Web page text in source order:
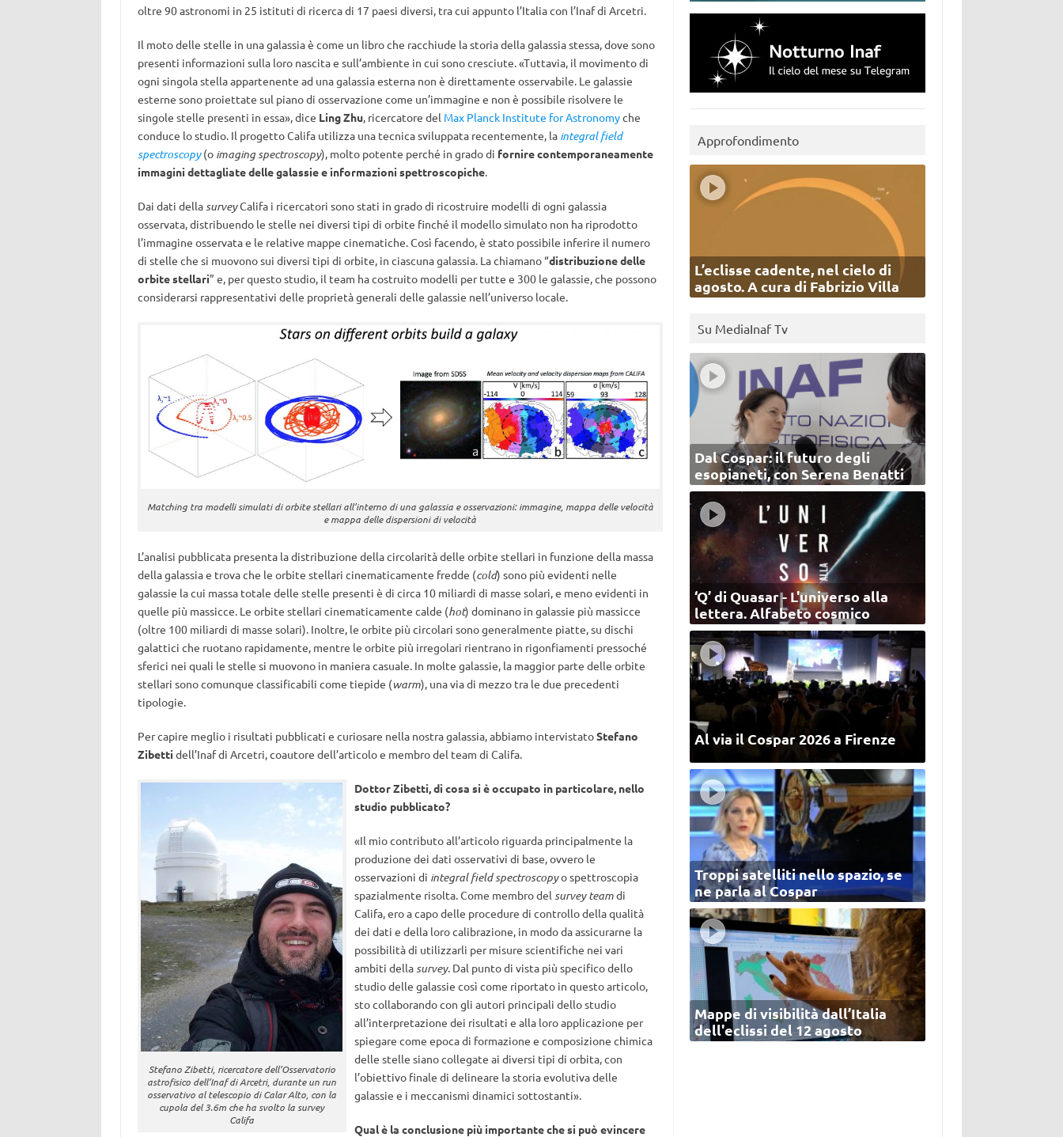
oltre 90 astronomi in 25 istituti di ricerca di 17 paesi diversi, tra cui appunto l’Italia con l’Inaf di Arcetri.
Il moto delle stelle in una galassia è come un libro che racchiude la storia della galassia stessa, dove sono
presenti informazioni sulla loro nascita e sull’ambiente in cui sono cresciute. «Tuttavia, il movimento di
ogni singola stella appartenente ad una galassia esterna non è direttamente osservabile. Le galassie
esterne sono proiettate sul piano di osservazione come un’immagine e non è possibile risolvere le
singole stelle presenti in essa», dice Ling Zhu, ricercatore del Max Planck Institute for Astronomyche
conduce lo studio. Il progetto Califa utilizza una tecnica sviluppata recentemente, la integral field
spectroscopy(o imaging spectroscopy), molto potente perché in grado di fornire contemporaneamente
immagini dettagliate delle galassie e informazioni spettroscopiche.
Dai dati dellasurveyCalifa i ricercatori sono stati in grado di ricostruire modelli di ogni galassia
osservata, distribuendo le stelle nei diversi tipi di orbite finché il modello simulato non ha riprodotto
l’immagine osservata e le relative mappe cinematiche. Così facendo, è stato possibile inferire il numero
di stelle che si muovono sui diversi tipi di orbite, in ciascuna galassia. La chiamano “distribuzione delle
orbite stellari” e, per questo studio, il team ha costruito modelli per tutte e 300 le galassie, che possono
considerarsi rappresentativi delle proprietà generali delle galassie nell’universo locale.
Matching tra modelli simulati di orbite stellari all’interno di una galassia e osservazioni: immagine, mappa delle velocità
e mappa delle dispersioni di velocità
L’analisi pubblicata presenta la distribuzione della circolarità delle orbite stellari in funzione della massa
della galassia e trova che le orbite stellari cinematicamente fredde (cold) sono più evidenti nelle
galassie la cui massa totale delle stelle presenti è di circa 10 miliardi di masse solari, e meno evidenti in
quelle più massicce. Le orbite stellari cinematicamente calde (hot) dominano in galassie più massicce
(oltre 100 miliardi di masse solari). Inoltre, le orbite più circolari sono generalmente piatte, su dischi
galattici che ruotano rapidamente, mentre le orbite più irregolari rientrano in rigonfiamenti pressoché
sferici nei quali le stelle si muovono in maniera casuale. In molte galassie, la maggior parte delle orbite
stellari sono comunque classificabili come tiepide (warm), una via di mezzo tra le due precedenti
tipologie.
Per capire meglio i risultati pubblicati e curiosare nella nostra galassia, abbiamo intervistatoStefano
Zibetti dell’Inaf di Arcetri, coautore dell’articolo e membro del team di Califa.
Stefano Zibetti, ricercatore dell’Osservatorio
astrofisico dell’Inaf di Arcetri, durante un run
osservativo al telescopio di Calar Alto, con la
cupola del 3.6m che ha svolto la survey
Califa
Dottor Zibetti, di cosa si è occupato in particolare, nello
studio pubblicato?
«Il mio contributo all’articolo riguarda principalmente la
produzione dei dati osservativi di base, ovvero le
osservazioni di integral field spectroscopyo spettroscopia
spazialmente risolta. Come membro del survey teamdi
Califa, ero a capo delle procedure di controllo della qualità
dei dati e della loro calibrazione, in modo da assicurarne la
possibilità di utilizzarli per misure scientifiche nei vari
ambiti della survey. Dal punto di vista più specifico dello
studio delle galassie così come riportato in questo articolo,
sto collaborando con gli autori principali dello studio
all’interpretazione dei risultati e alla loro applicazione per
spiegare come epoca di formazione e composizione chimica
delle stelle siano collegate ai diversi tipi di orbita, con
l’obiettivo finale di delineare la storia evolutiva delle
galassie e i meccanismi dinamici sottostanti».
Qual è la conclusione più importante che si può evincere
Approfondimento
L’eclisse cadente, nel cielo di
agosto. A cura di Fabrizio Villa
Su MediaInaf Tv
Dal Cospar: il futuro degli
esopianeti, con Serena Benatti
‘Q’ di Quasar - L'universo alla
lettera. Alfabeto cosmico
Al via il Cospar 2026 a Firenze
Troppi satelliti nello spazio, se
ne parla al Cospar
Mappe di visibilità dall’Italia
dell'eclissi del 12 agosto